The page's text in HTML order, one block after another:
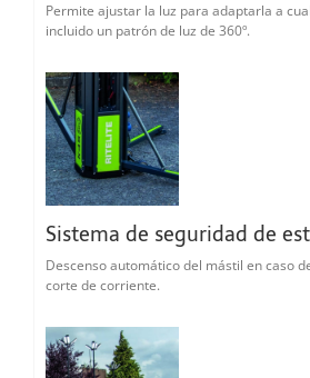
Permite ajustar la luz para adaptarla a
incluido un patrón de luz de 360º.
Sistema de seguridad de
Descenso automático del mástil en caso
corte de corriente.